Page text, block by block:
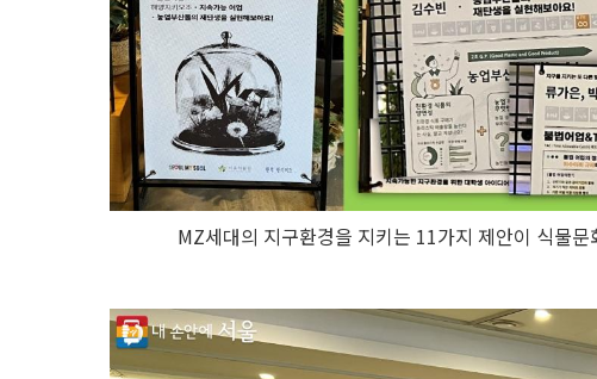
MZ세대의 지구환경을 지키는 11가지 제안이 식물